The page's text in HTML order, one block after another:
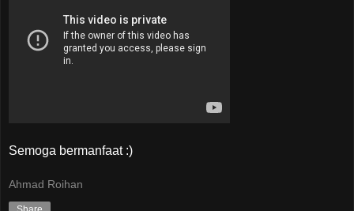
Semoga bermanfaat :)
Ahmad Roihan